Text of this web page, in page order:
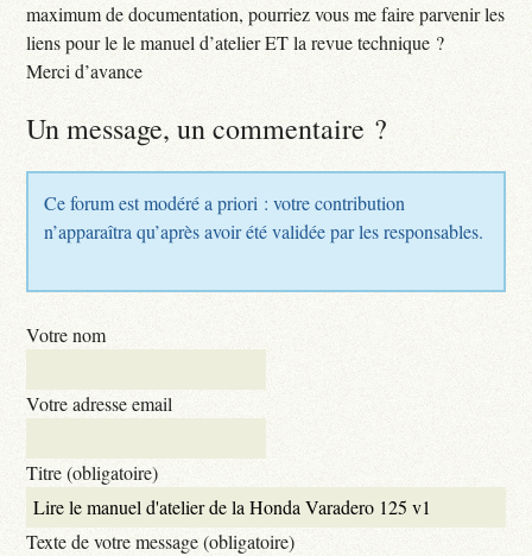
maximum de documentation, pourriez vous me faire parvenir les
liens pour le le manuel d’atelier ET la revue technique ?
Merci d’avance
Un message, un commentaire ?
Ce forum est modéré a priori : votre contribution
n’apparaîtra qu’après avoir été validée par les responsables.
Votre nom
Votre adresse email
Titre (obligatoire)
Texte de votre message (obligatoire)